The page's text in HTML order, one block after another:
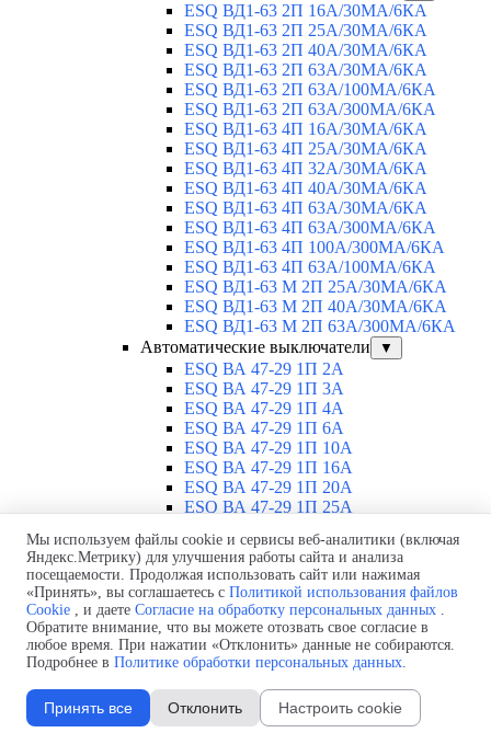
ESQ ВД1-63 2П 16А/30МА/6КА
ESQ ВД1-63 2П 25А/30МА/6КА
ESQ ВД1-63 2П 40А/30МА/6КА
ESQ ВД1-63 2П 63А/30МА/6КА
ESQ ВД1-63 2П 63А/100МА/6КА
ESQ ВД1-63 2П 63А/300МА/6КА
ESQ ВД1-63 4П 16А/30МА/6КА
ESQ ВД1-63 4П 25А/30МА/6КА
ESQ ВД1-63 4П 32А/30МА/6КА
ESQ ВД1-63 4П 40А/30МА/6КА
ESQ ВД1-63 4П 63А/30МА/6КА
ESQ ВД1-63 4П 63А/300МА/6КА
ESQ ВД1-63 4П 100А/300МА/6КА
ESQ ВД1-63 4П 63А/100MA/6КА
ESQ ВД1-63 M 2П 25А/30МА/6КА
ESQ ВД1-63 M 2П 40А/30МА/6КА
ESQ ВД1-63 M 2П 63А/300МА/6КА
Автоматические выключатели
▼
ESQ ВА 47-29 1П 2А
ESQ ВА 47-29 1П 3А
ESQ ВА 47-29 1П 4А
ESQ ВА 47-29 1П 6А
ESQ ВА 47-29 1П 10А
ESQ ВА 47-29 1П 16А
ESQ ВА 47-29 1П 20А
ESQ ВА 47-29 1П 25А
ESQ ВА 47-29 1П 40А
ESQ ВА 47-29 1П 50А
ESQ ВА 47-29 1П 63А
ESQ ВА 47-29 2П 1А
ESQ ВА 47-29 2П 2А
ESQ ВА 47-29 2П 3А
ESQ ВА 47-29 2П 4А
ESQ ВА 47-29 2П 6А
ESQ ВА 47-29 2П 10А
ESQ ВА 47-29 2П 16А
Мы используем файлы cookie и сервисы веб-аналитики (включая
Яндекс.Метрику) для улучшения работы сайта и анализа
посещаемости. Продолжая использовать сайт или нажимая
«Принять», вы соглашаетесь с Политикой использования файлов
Cookie , и даете Согласие на обработку персональных данных .
Обратите внимание, что вы можете отозвать свое согласие в
любое время. При нажатии «Отклонить» данные не собираются.
Подробнее в Политике обработки персональных данных.
Принять все Отклонить Настроить cookie